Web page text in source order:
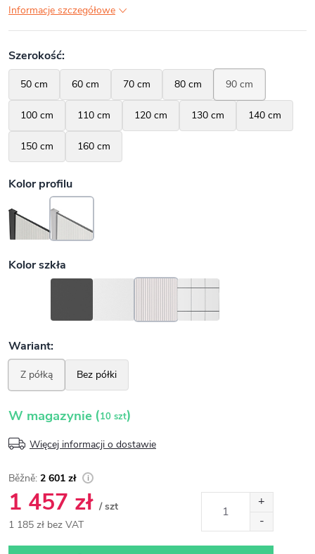
Informacje szczegółowe
W magazynie (10 szt)
Więcej informacji o dostawie
2 601 zł
1 457 zł / szt
1 185 zł bez VAT